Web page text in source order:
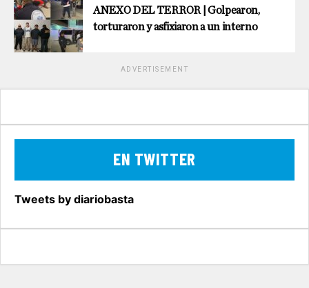
ANEXO DEL TERROR | Golpearon,
torturaron y asfixiaron a un interno
ADVERTISEMENT
EN TWITTER
Tweets by diariobasta